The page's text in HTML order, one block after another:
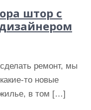
штор с
ремонт, мы
то новые
в том […]